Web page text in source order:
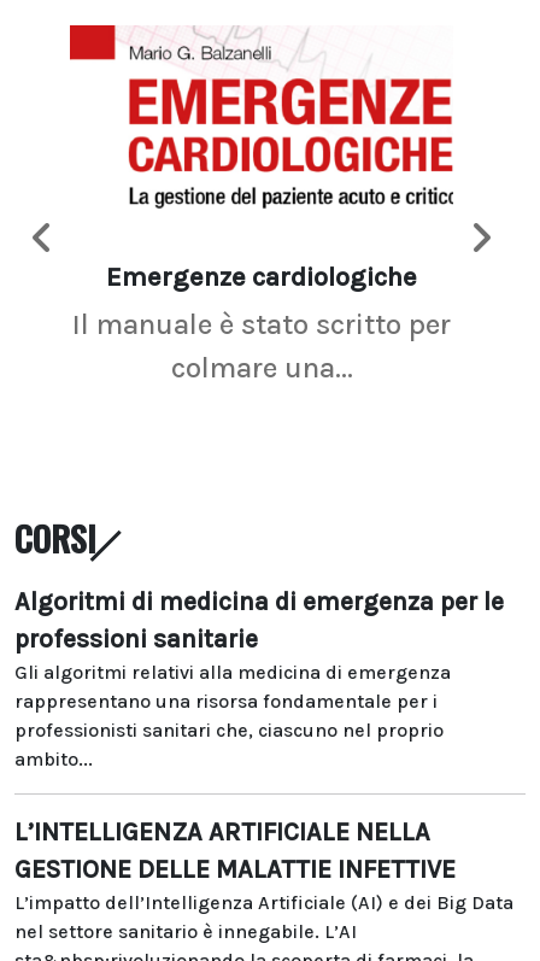
Emergenze cardiologiche
Il manuale è stato scritto per
colmare una...
CORSI
Algoritmi di medicina di emergenza per le
professioni sanitarie
Gli algoritmi relativi alla medicina di emergenza
rappresentano una risorsa fondamentale per i
professionisti sanitari che, ciascuno nel proprio
ambito...
L’INTELLIGENZA ARTIFICIALE NELLA
GESTIONE DELLE MALATTIE INFETTIVE
L’impatto dell’Intelligenza Artificiale (AI) e dei Big Data
nel settore sanitario è innegabile. L’AI